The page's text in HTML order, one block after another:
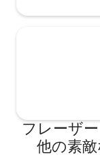
フレーザ
他の素